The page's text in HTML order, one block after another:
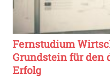
Fernstudium
Grundstein für den
Erfolg